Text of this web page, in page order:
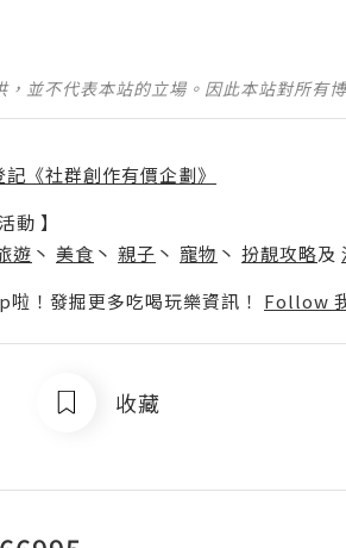
並不代表本站的立場。因此本站對所有
記《社群創作有價企劃》
動 】
遊 丶 美食 丶 親子 丶 寵物 丶 扮靚攻略及
！發掘更多吃喝玩樂資訊！ Follow
收藏